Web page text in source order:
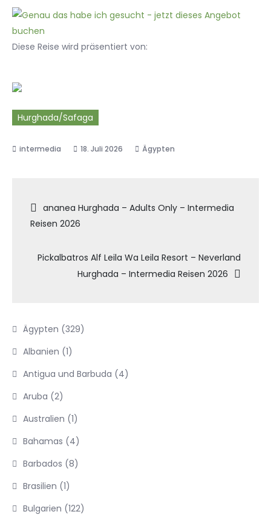
Diese Reise wird präsentiert von:
Hurghada/Safaga
18. Juli 2026 Ägypten
Beitragsnavigation
ananea Hurghada – Adults Only – Intermedia
Reisen 2026
Pickalbatros Alf Leila Wa Leila Resort – Neverland
Hurghada – Intermedia Reisen 2026
Ägypten (329)
Albanien (1)
Antigua und Barbuda (4)
Aruba (2)
Australien (1)
Bahamas (4)
Barbados (8)
Brasilien (1)
Bulgarien (122)